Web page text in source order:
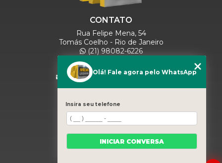
CONTATO
Rua Felipe Mena, 54
Tomás Coelho - Rio de Janeiro
(21) 98082-6226
(21) 97280-9600
(11) 93071-5918
comercialmidiaurbana@gmail.com
HOME
QUEM SOMOS
Olá! Fale agora pelo WhatsApp
Insira seu telefone
INICIAR CONVERSA